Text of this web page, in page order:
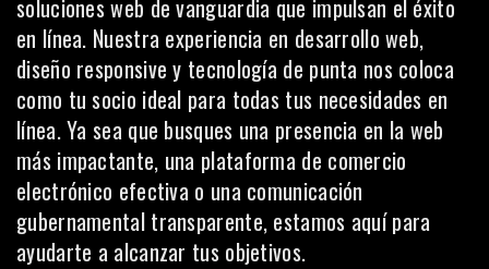
soluciones web de vanguardia que impulsan el éxito
en línea. Nuestra experiencia en desarrollo web,
diseño responsive y tecnología de punta nos coloca
como tu socio ideal para todas tus necesidades en
línea. Ya sea que busques una presencia en la web
más impactante, una plataforma de comercio
electrónico efectiva o una comunicación
gubernamental transparente, estamos aquí para
ayudarte a alcanzar tus objetivos.